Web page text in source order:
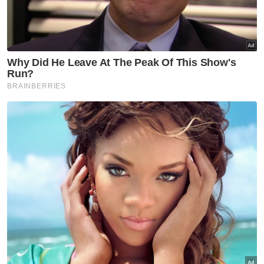
Artikel Berkaitan:
Kempen zakat fitrah MAIDAM DuitNow QR berjaya
tingkat kutipan
Kastam Kelantan rampas daging babi bernilai lebih
RM200,000
Pembangunan hotel, kondominium bukan dalam
Ketika itu, kutipan yang berjaya dikumpul
ialah RM245,452 termasuk lebih RM100,000
kutipan terkumpul lebih awal, sebelum live
bermula.
Menurutnya, pembinaan hotel dalam
kawasan masjid bukanlah satu pembaziran
sebaliknya memberi manfaat kepada
pembangunan ekonomi Islam.